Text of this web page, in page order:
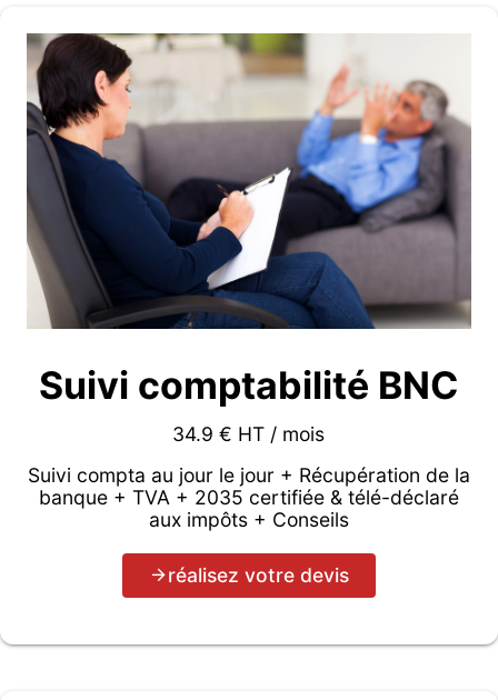
Suivi comptabilité BNC
34.9 € HT / mois
Suivi compta au jour le jour + Récupération de la
banque + TVA + 2035 certifiée & télé-déclaré
aux impôts + Conseils
réalisez votre devis